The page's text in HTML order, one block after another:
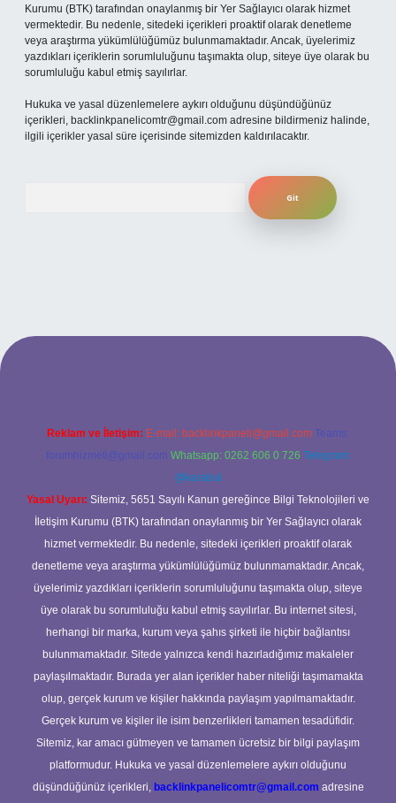
Kurumu (BTK) tarafından onaylanmış bir Yer Sağlayıcı olarak hizmet
vermektedir. Bu nedenle, sitedeki içerikleri proaktif olarak denetleme
veya araştırma yükümlülüğümüz bulunmamaktadır. Ancak, üyelerimiz
yazdıkları içeriklerin sorumluluğunu taşımakta olup, siteye üye olarak bu
sorumluluğu kabul etmiş sayılırlar.
Hukuka ve yasal düzenlemelere aykırı olduğunu düşündüğünüz
içerikleri, backlinkpanelicomtr@gmail.com adresine bildirmeniz halinde,
ilgili içerikler yasal süre içerisinde sitemizden kaldırılacaktır.
yeni giriş adresi
Reklam ve İletişim: E-mail: backlinkpaneli@gmail.com Teams:
forumhizmeti@gmail.com Whatsapp: 0262 606 0 726 Telegram:
@karabul
Yasal Uyarı: Sitemiz, 5651 Sayılı Kanun gereğince Bilgi Teknolojileri ve
İletişim Kurumu (BTK) tarafından onaylanmış bir Yer Sağlayıcı olarak
hizmet vermektedir. Bu nedenle, sitedeki içerikleri proaktif olarak
denetleme veya araştırma yükümlülüğümüz bulunmamaktadır. Ancak,
üyelerimiz yazdıkları içeriklerin sorumluluğunu taşımakta olup, siteye
üye olarak bu sorumluluğu kabul etmiş sayılırlar. Bu internet sitesi,
herhangi bir marka, kurum veya şahıs şirketi ile hiçbir bağlantısı
bulunmamaktadır. Sitede yalnızca kendi hazırladığımız makaleler
paylaşılmaktadır. Burada yer alan içerikler haber niteliği taşımamakta
olup, gerçek kurum ve kişiler hakkında paylaşım yapılmamaktadır.
Gerçek kurum ve kişiler ile isim benzerlikleri tamamen tesadüfidir.
Sitemiz, kar amacı gütmeyen ve tamamen ücretsiz bir bilgi paylaşım
platformudur. Hukuka ve yasal düzenlemelere aykırı olduğunu
düşündüğünüz içerikleri, backlinkpanelicomtr@gmail.com adresine